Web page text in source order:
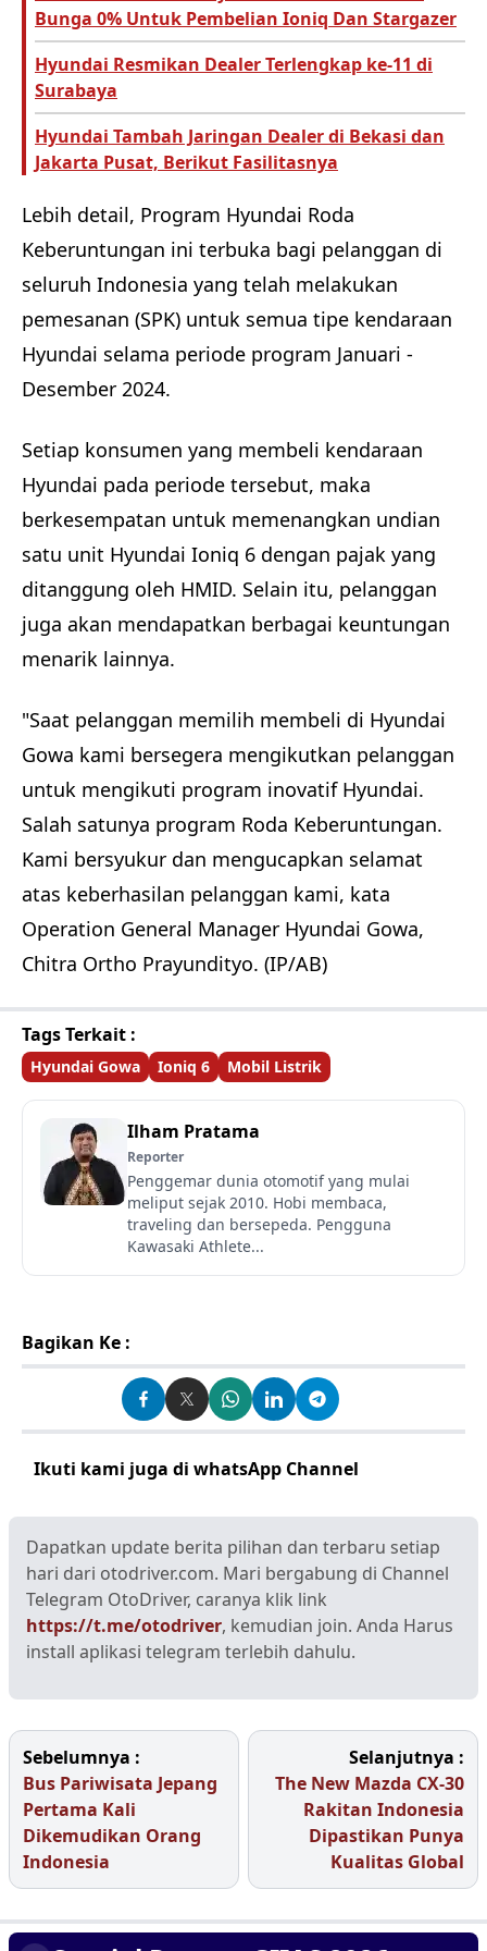
Bunga 0% Untuk Pembelian Ioniq Dan Stargazer
Hyundai Resmikan Dealer Terlengkap ke-11 di
Surabaya
Hyundai Tambah Jaringan Dealer di Bekasi dan
Jakarta Pusat, Berikut Fasilitasnya
Lebih detail, Program Hyundai Roda
Keberuntungan ini terbuka bagi pelanggan di
seluruh Indonesia yang telah melakukan
pemesanan (SPK) untuk semua tipe kendaraan
Hyundai selama periode program Januari -
Desember 2024.
Setiap konsumen yang membeli kendaraan
Hyundai pada periode tersebut, maka
berkesempatan untuk memenangkan undian
satu unit Hyundai Ioniq 6 dengan pajak yang
ditanggung oleh HMID. Selain itu, pelanggan
juga akan mendapatkan berbagai keuntungan
menarik lainnya.
"Saat pelanggan memilih membeli di Hyundai
Gowa kami bersegera mengikutkan pelanggan
untuk mengikuti program inovatif Hyundai.
Salah satunya program Roda Keberuntungan.
Kami bersyukur dan mengucapkan selamat
atas keberhasilan pelanggan kami, kata
Operation General Manager Hyundai Gowa,
Chitra Ortho Prayundityo. (IP/AB)
Tags Terkait :
Hyundai Gowa Ioniq 6 Mobil Listrik
Ilham Pratama
Reporter
Penggemar dunia otomotif yang mulai
meliput sejak 2010. Hobi membaca,
traveling dan bersepeda. Pengguna
Kawasaki Athlete...
Bagikan Ke :
Ikuti kami juga di whatsApp Channel
Dapatkan update berita pilihan dan terbaru setiap
hari dari otodriver.com. Mari bergabung di Channel
Telegram OtoDriver, caranya klik link
https://t.me/otodriver, kemudian join. Anda Harus
install aplikasi telegram terlebih dahulu.
Sebelumnya :
Bus Pariwisata Jepang
Pertama Kali
Dikemudikan Orang
Indonesia
Selanjutnya :
The New Mazda CX-30
Rakitan Indonesia
Dipastikan Punya
Kualitas Global